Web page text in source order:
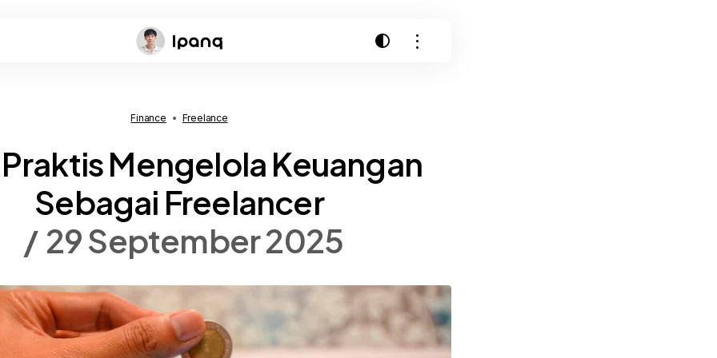
Finance Freelance
Mengelola Keuangan
Sebagai Freelancer
29 September 2025